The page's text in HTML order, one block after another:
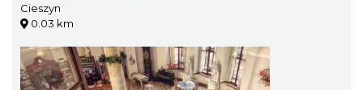
Cieszyn
0.03 km